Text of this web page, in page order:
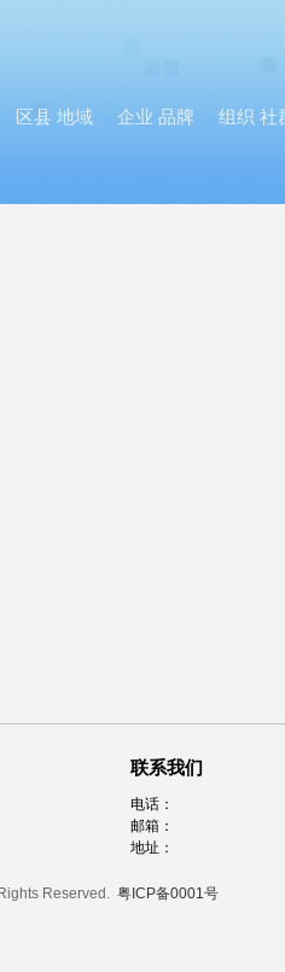
区县 地域 企业 品牌 组织 社
联系我们
电话：
邮箱：
地址：
Reserved. 粤ICP备0001号